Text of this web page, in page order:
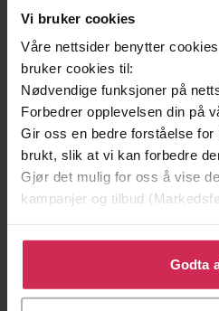
Vi bruker cookies
Våre nettsider benytter
bruker cookies til:
Nødvendige funksjoner på
Forbedrer opplevelsen din på
Gir oss en bedre forståelse
brukt, slik at vi kan forbedre
Gjør det mulig for oss å vise
kampanjer og tilbud
Klikk på «Godta alle» for å gi
bruke cookies for alle disse
tilpasse ditt samtykke til
Godta
199,-
Jo Nesbø